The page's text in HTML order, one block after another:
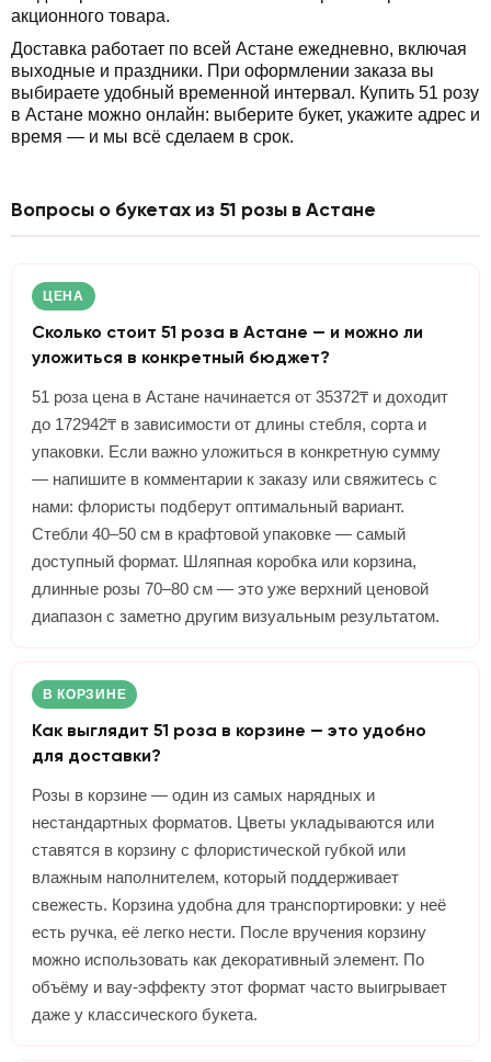
акционного товара.
Доставка работает по всей Астане ежедневно, включая
выходные и праздники. При оформлении заказа вы
выбираете удобный временной интервал. Купить 51 розу
в Астане можно онлайн: выберите букет, укажите адрес и
время — и мы всё сделаем в срок.
Вопросы о букетах из 51 розы в Астане
ЦЕНА
Сколько стоит 51 роза в Астане — и можно ли
уложиться в конкретный бюджет?
51 роза цена в Астане начинается от 35372₸ и доходит
до 172942₸ в зависимости от длины стебля, сорта и
упаковки. Если важно уложиться в конкретную сумму
— напишите в комментарии к заказу или свяжитесь с
нами: флористы подберут оптимальный вариант.
Стебли 40–50 см в крафтовой упаковке — самый
доступный формат. Шляпная коробка или корзина,
длинные розы 70–80 см — это уже верхний ценовой
диапазон с заметно другим визуальным результатом.
В КОРЗИНЕ
Как выглядит 51 роза в корзине — это удобно
для доставки?
Розы в корзине — один из самых нарядных и
нестандартных форматов. Цветы укладываются или
ставятся в корзину с флористической губкой или
влажным наполнителем, который поддерживает
свежесть. Корзина удобна для транспортировки: у неё
есть ручка, её легко нести. После вручения корзину
можно использовать как декоративный элемент. По
объёму и вау-эффекту этот формат часто выигрывает
даже у классического букета.